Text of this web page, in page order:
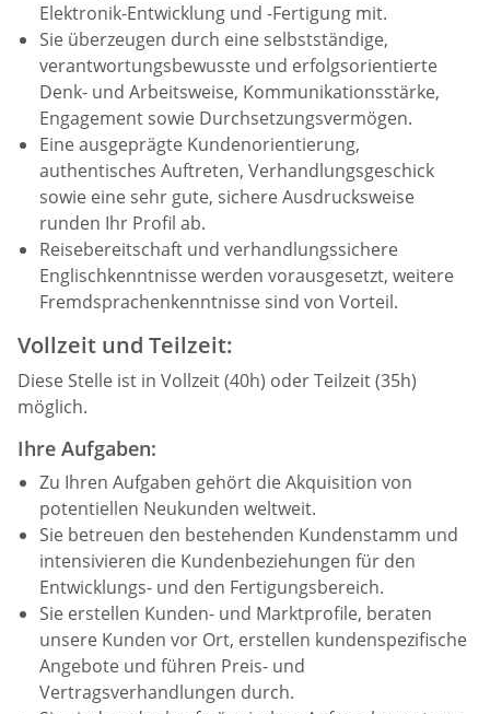
Elektronik-Entwicklung und -Fertigung mit.
Sie überzeugen durch eine selbstständige,
verantwortungsbewusste und erfolgsorientierte
Denk- und Arbeitsweise, Kommunikationsstärke,
Engagement sowie Durchsetzungsvermögen.
Eine ausgeprägte Kundenorientierung,
authentisches Auftreten, Verhandlungsgeschick
sowie eine sehr gute, sichere Ausdrucksweise
runden Ihr Profil ab.
Reisebereitschaft und verhandlungssichere
Englischkenntnisse werden vorausgesetzt, weitere
Fremdsprachenkenntnisse sind von Vorteil.
Vollzeit und Teilzeit:
Diese Stelle ist in Vollzeit (40h) oder Teilzeit (35h)
möglich.
Ihre Aufgaben:
Zu Ihren Aufgaben gehört die Akquisition von
potentiellen Neukunden weltweit.
Sie betreuen den bestehenden Kundenstamm und
intensivieren die Kundenbeziehungen für den
Entwicklungs- und den Fertigungsbereich.
Sie erstellen Kunden- und Marktprofile, beraten
unsere Kunden vor Ort, erstellen kundenspezifische
Angebote und führen Preis- und
Vertragsverhandlungen durch.